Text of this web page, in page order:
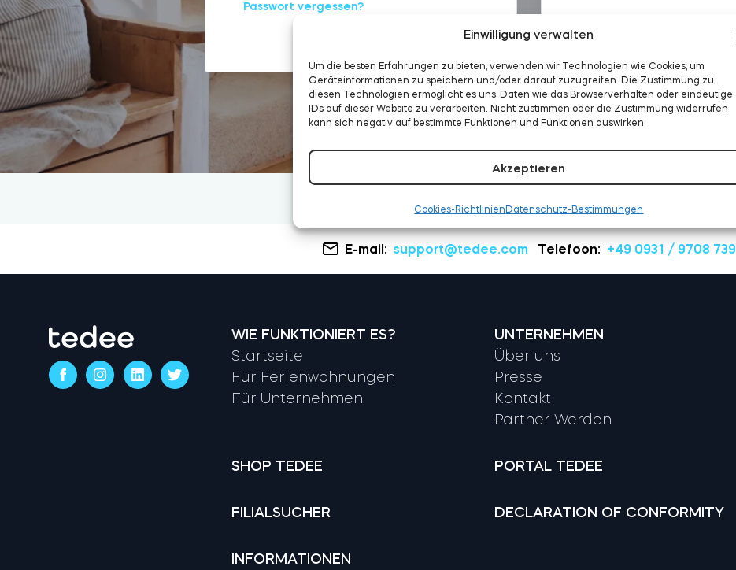
Einwilligung verwalten
Um die besten Erfahrungen zu bieten, verwenden wir Technologien wie Cookies, um
Geräteinformationen zu speichern und/oder darauf zuzugreifen. Die Zustimmung zu
diesen Technologien ermöglicht es uns, Daten wie das Browserverhalten oder eindeutige
IDs auf dieser Website zu verarbeiten. Nicht zustimmen oder die Zustimmung widerrufen
kann sich negativ auf bestimmte Funktionen und Funktionen auswirken.
Akzeptieren
Cookies-Richtlinien Datenschutz-Bestimmungen
Passwort vergessen?
E-mail: support@tedee.com Telefoon: +49 0931 / 9708 739
WIE FUNKTIONIERT ES?
Startseite
Für Ferienwohnungen
Für Unternehmen
UNTERNEHMEN
Über uns
Presse
Kontakt
Partner Werden
SHOP TEDEE PORTAL TEDEE
FILIALSUCHER DECLARATION OF CONFORMITY
INFORMATIONEN